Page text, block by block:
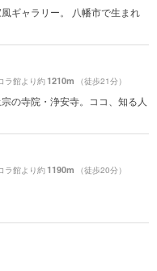
ギャラリー。 八幡市で生まれ
ラ館より約1210m （徒歩21分）
の寺院・浄安寺。ココ、知る人
ラ館より約1190m （徒歩20分）